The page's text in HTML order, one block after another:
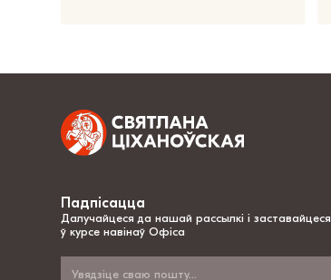
Падпісацца
Далучайцеся да нашай рассылкі і заставайцеся
ў курсе навінаў Офіса